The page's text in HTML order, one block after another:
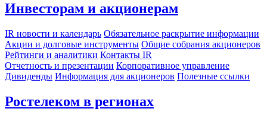
Инвесторам и акционерам
IR новости и календарь Обязательное раскрытие информации
Акции и долговые инструменты Общие собрания акционеров
Рейтинги и аналитики Контакты IR
Отчетность и презентации Корпоративное управление
Дивиденды Информация для акционеров Полезные ссылки
Ростелеком в регионах